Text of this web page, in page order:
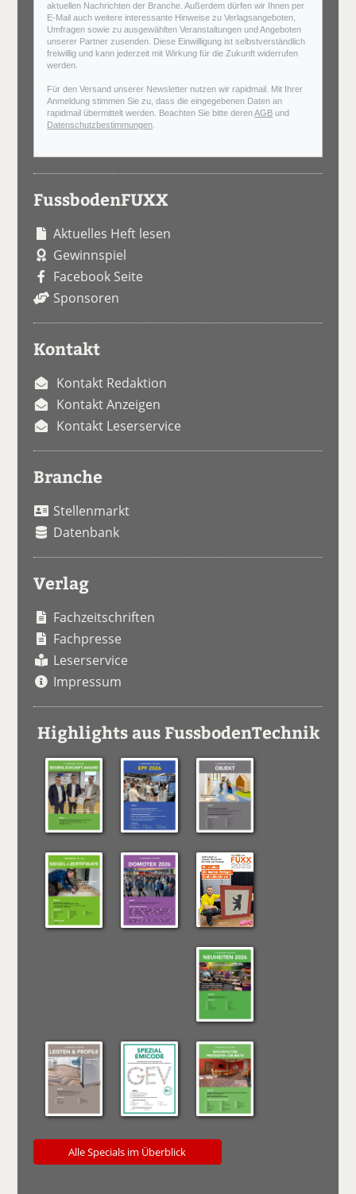
aktuellen Nachrichten der Branche. Außerdem dürfen wir Ihnen per
E-Mail auch weitere interessante Hinweise zu Verlagsangeboten,
Umfragen sowie zu ausgewählten Veranstaltungen und Angeboten
unserer Partner zusenden. Diese Einwilligung ist selbstverständlich
freiwillig und kann jederzeit mit Wirkung für die Zukunft widerrufen
werden.
Für den Versand unserer Newsletter nutzen wir rapidmail. Mit Ihrer
Anmeldung stimmen Sie zu, dass die eingegebenen Daten an
rapidmail übermittelt werden. Beachten Sie bitte derenAGB und
Datenschutzbestimmungen
FussbodenFUXX
Aktuelles Heft lesen
Gewinnspiel
Facebook Seite
Sponsoren
Kontakt
Kontakt Redaktion
Kontakt Anzeigen
Kontakt Leserservice
Branche
Stellenmarkt
Datenbank
Verlag
Fachzeitschriften
Fachpresse
Leserservice
Impressum
Highlights aus FussbodenTechnik
Alle Specials im Überblick